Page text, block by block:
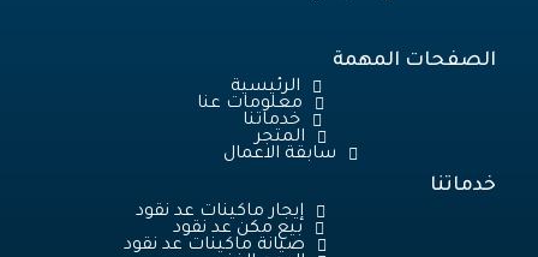
الصفحات المهمة
الرئيسية
معلومات عنا
خدماتنا
المتجر
سابقة الاعمال
خدماتنا
إيجار ماكينات عد نقود
بيع مكن عد نقود
صيانة ماكينات عد نقود